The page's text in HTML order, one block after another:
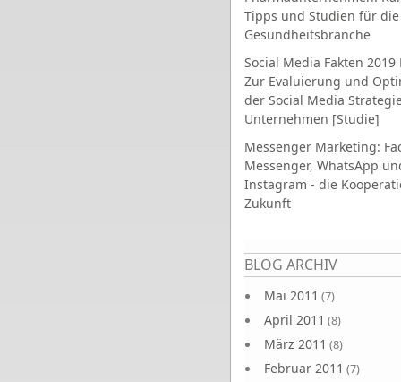
Tipps und Studien für die
Gesundheitsbranche
Social Media Fakten 2019
Zur Evaluierung und
der Social Media
Unternehmen [Studie]
Messenger Marketing:
Messenger, WhatsApp
Instagram - die
Zukunft
BLOG ARCHIV
Mai 2011 (7)
April 2011 (8)
März 2011 (8)
Februar 2011 (7)
Seiten